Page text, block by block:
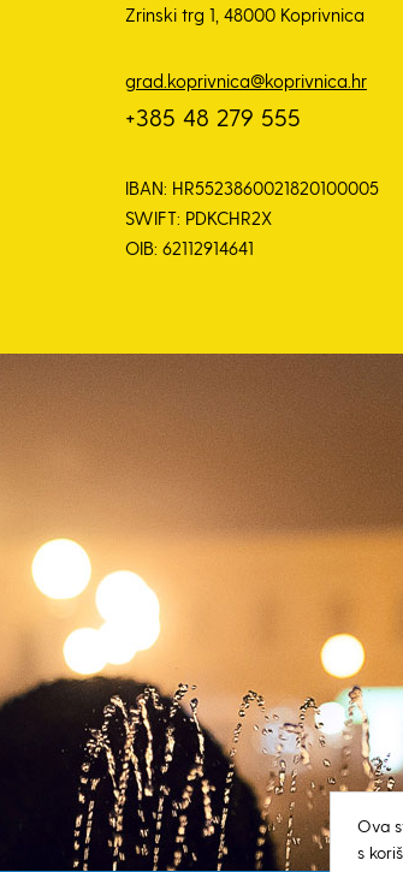
Zrinski trg 1, 48000 Koprivnica
grad.koprivnica@koprivnica.hr
+385 48 279 555
IBAN: HR5523860021820100005
SWIFT: PDKCHR2X
OIB: 62112914641
Ova
s